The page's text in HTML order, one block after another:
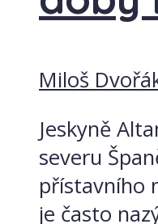
Miloš
Jeskyně
severu
přístavního
je často